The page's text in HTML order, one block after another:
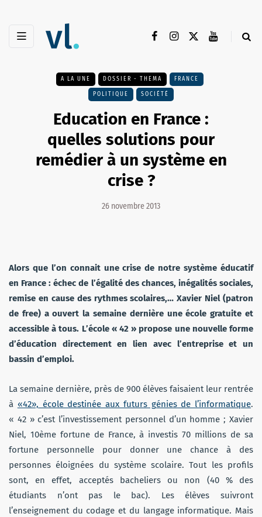
A LA UNE DOSSIER - THEMA FRANCE
POLITIQUE SOCIÉTÉ
Education en France :
quelles solutions pour
remédier à un système en
crise ?
26 novembre 2013
Alors que l’on connait une crise de notre système éducatif
en France : échec de l’égalité des chances, inégalités sociales,
remise en cause des rythmes scolaires,… Xavier Niel (patron
de free) a ouvert la semaine dernière une école gratuite et
accessible à tous. L’école « 42 » propose une nouvelle forme
d’éducation directement en lien avec l’entreprise et un
bassin d’emploi.
La semaine dernière, près de 900 élèves faisaient leur rentrée
à «42», école destinée aux futurs génies de l’informatique.
« 42 » c’est l’investissement personnel d’un homme ; Xavier
Niel, 10ème fortune de France, à investis 70 millions de sa
fortune personnelle pour donner une chance à des
personnes éloignées du système scolaire. Tout les profils
sont, en effet, acceptés bacheliers ou non (40 % des
étudiants n’ont pas le bac). Les élèves suivront
l’enseignement du codage et du langage informatique. Mais